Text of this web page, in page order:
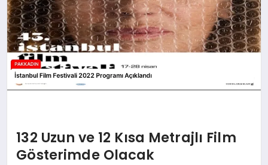
HESAPLAMALAR
132 Uzun ve 12 Kısa Metrajlı Film
Gösterimde Olacak